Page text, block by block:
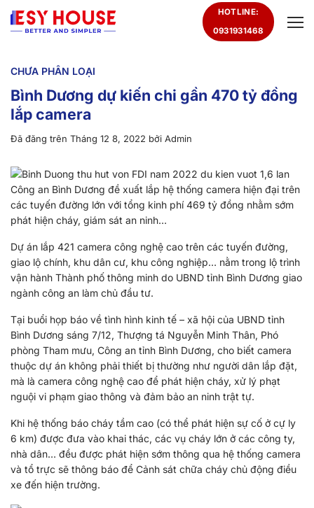
đến
HOTLINE:
0931931468
CHƯA PHÂN LOẠI
Bình Dương dự kiến chi gần 470 tỷ đồng
lắp camera
Đã đăng trên Tháng 12 8, 2022 bởi Admin
Công an Bình Dương đề xuất lắp hệ thống camera hiện đại trên
các tuyến đường lớn với tổng kinh phí 469 tỷ đồng nhằm sớm
phát hiện cháy, giám sát an ninh…
Dự án lắp 421 camera công nghệ cao trên các tuyến đường,
giao lộ chính, khu dân cư, khu công nghiệp… nằm trong lộ trình
vận hành Thành phố thông minh do UBND tỉnh Bình Dương giao
ngành công an làm chủ đầu tư.
Tại buổi họp báo về tình hình kinh tế – xã hội của UBND tỉnh
Bình Dương sáng 7/12, Thượng tá Nguyễn Minh Thân, Phó
phòng Tham mưu, Công an tỉnh Bình Dương, cho biết camera
thuộc dự án không phải thiết bị thường như người dân lắp đặt,
mà là camera công nghệ cao để phát hiện cháy, xử lý phạt
nguội vi phạm giao thông và đảm bảo an ninh trật tự.
Khi hệ thống báo cháy tầm cao (có thể phát hiện sự cố ở cự ly
6 km) được đưa vào khai thác, các vụ cháy lớn ở các công ty,
nhà dân… đều được phát hiện sớm thông qua hệ thống camera
và tổ trực sẽ thông báo để Cảnh sát chữa cháy chủ động điều
xe đến hiện trường.